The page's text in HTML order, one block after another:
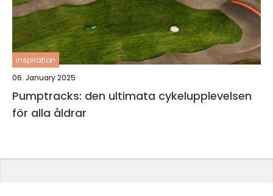
inspiration
06. January 2025
Pumptracks: den ultimata cykelupplevelsen
för alla åldrar